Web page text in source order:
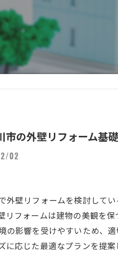
市の外壁リフォーム基
02
外壁リフォームを検討して
リフォームは建物の美観を
の影響を受けやすいため、
に応じた最適なプランを提